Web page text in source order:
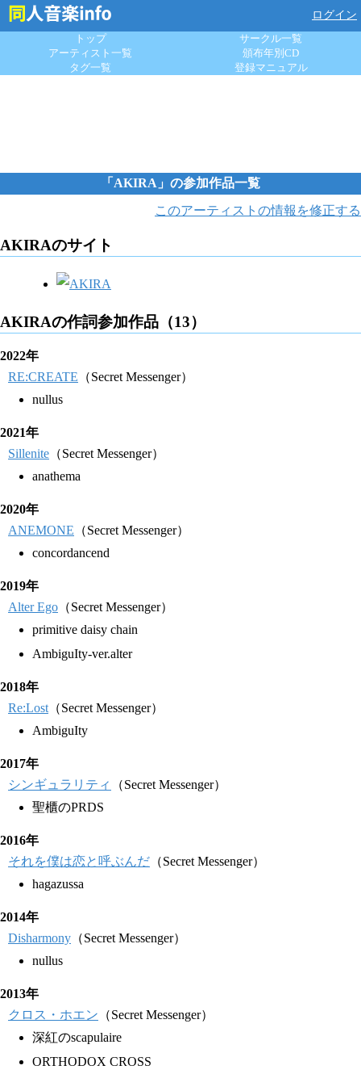
ログイン
トップ
サークル一覧
アーティスト一覧
頒布年別CD
タグ一覧
登録マニュアル
「AKIRA」の参加作品一覧
このアーティストの情報を修正する
AKIRAのサイト
AKIRAの作詞参加作品（13）
2022年
RE:CREATE （Secret Messenger）
nullus
2021年
Sillenite （Secret Messenger）
anathema
2020年
ANEMONE （Secret Messenger）
concordancend
2019年
Alter Ego （Secret Messenger）
primitive daisy chain
AmbiguIty-ver.alter
2018年
Re:Lost （Secret Messenger）
AmbiguIty
2017年
シンギュラリティ
（Secret Messenger）
聖櫃のPRDS
2016年
それを僕は恋と呼ぶんだ （Secret Messenger）
hagazussa
2014年
Disharmony （Secret Messenger）
nullus
2013年
クロス・ホエン （Secret Messenger）
深紅のscapulaire
ORTHODOX CROSS